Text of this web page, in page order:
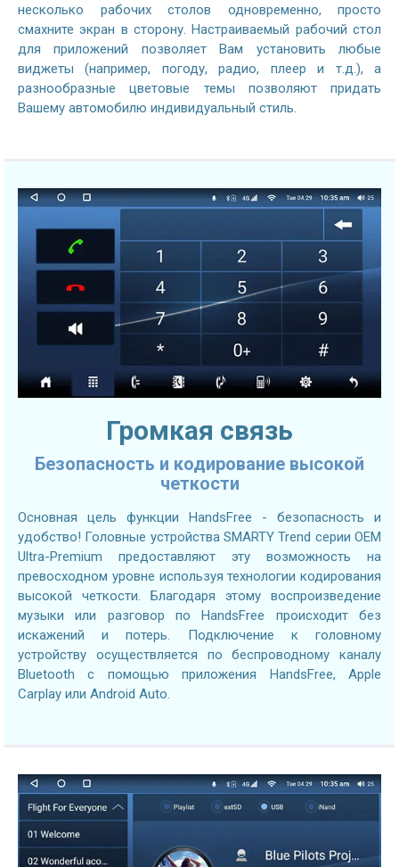
несколько рабочих столов одновременно, просто
смахните экран в сторону. Настраиваемый рабочий стол
для приложений позволяет Вам установить любые
виджеты (например, погоду, радио, плеер и т.д.), а
разнообразные цветовые темы позволяют придать
Вашему автомобилю индивидуальный стиль.
Громкая связь
Безопасность и кодирование высокой
четкости
Основная цель функции HandsFree - безопасность и
удобство! Головные устройства SMARTY Trend серии OEM
Ultra-Premium предоставляют эту возможность на
превосходном уровне используя технологии кодирования
высокой четкости. Благодаря этому воспроизведение
музыки или разговор по HandsFree происходит без
искажений и потерь. Подключение к головному
устройству осуществляется по беспроводному каналу
Bluetooth с помощью приложения HandsFree, Apple
Carplay или Android Auto.